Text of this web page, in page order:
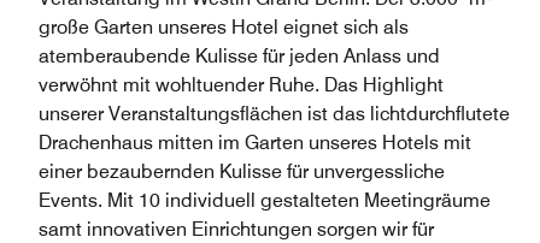
große Garten unseres Hotel eignet sich als
atemberaubende Kulisse für jeden Anlass und
verwöhnt mit wohltuender Ruhe. Das Highlight
unserer Veranstaltungsflächen ist das lichtdurchflutete
Drachenhaus mitten im Garten unseres Hotels mit
einer bezaubernden Kulisse für unvergessliche
Events. Mit 10 individuell gestalteten Meetingräume
samt innovativen Einrichtungen sorgen wir für